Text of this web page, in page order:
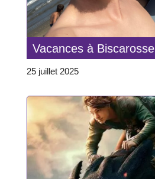
Vacances à Biscarosse
25 juillet 2025